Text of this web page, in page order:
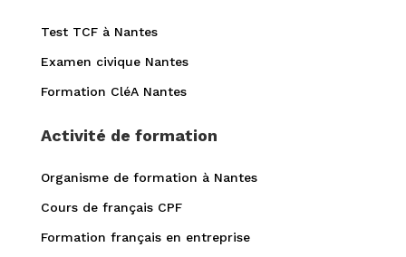
Test TCF à Nantes
Examen civique Nantes
Formation CléA Nantes
Activité de formation
Organisme de formation à Nantes
Cours de français CPF
Formation français en entreprise